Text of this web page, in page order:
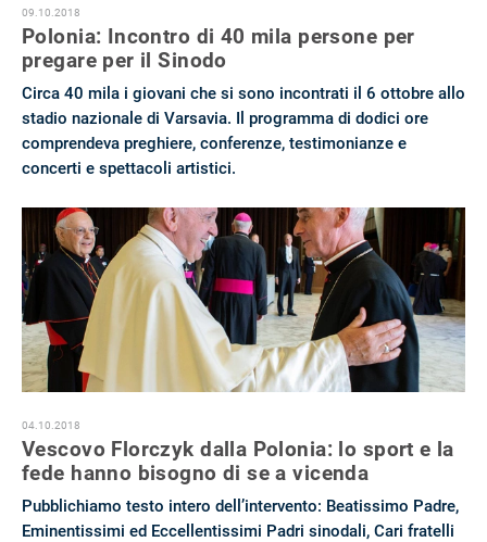
09.10.2018
Polonia: Incontro di 40 mila persone per
pregare per il Sinodo
Circa 40 mila i giovani che si sono incontrati il 6 ottobre allo
stadio nazionale di Varsavia. Il programma di dodici ore
comprendeva preghiere, conferenze, testimonianze e
concerti e spettacoli artistici.
04.10.2018
Vescovo Florczyk dalla Polonia: lo sport e la
fede hanno bisogno di se a vicenda
Pubblichiamo testo intero dell’intervento: Beatissimo Padre,
Eminentissimi ed Eccellentissimi Padri sinodali, Cari fratelli